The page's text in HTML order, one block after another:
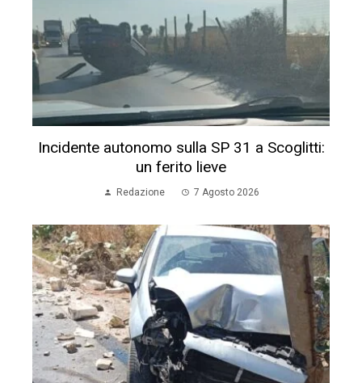
Incidente autonomo sulla SP 31 a Scoglitti:
un ferito lieve
Redazione 7 Agosto 2026